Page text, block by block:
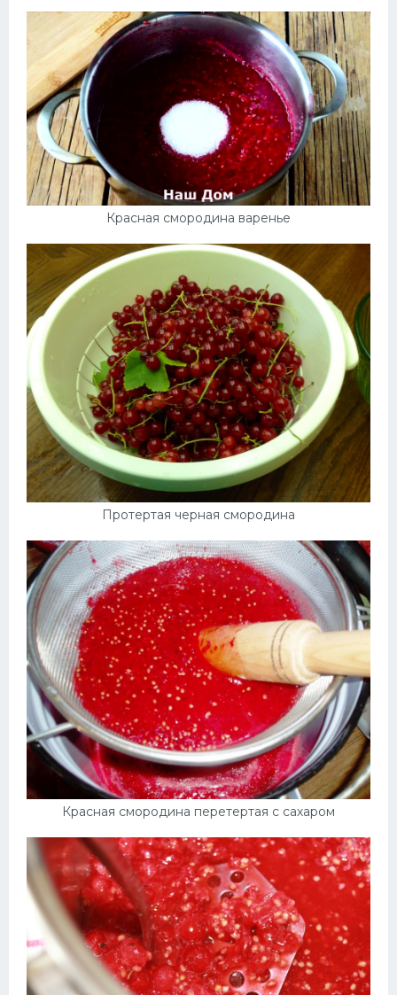
Красная смородина варенье
Протертая черная смородина
Красная смородина перетертая с сахаром